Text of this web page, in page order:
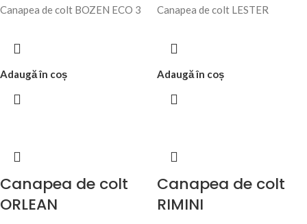
Canapea de colt BOZEN ECO 3
Adaugă în coș
Canapea de colt LESTER
Adaugă în coș
Canapea de colt
ORLEAN
Canapea de colt
RIMINI